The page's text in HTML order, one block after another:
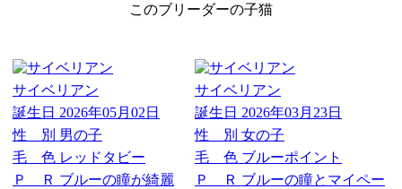
このブリーダーの子猫
サイベリアン
誕生日 2026年05月02日
性 別 男の子
毛 色 レッドタビー
Ｐ Ｒ ブルーの瞳が綺麗
サイベリアン
誕生日 2026年03月23日
性 別 女の子
毛 色 ブルーポイント
Ｐ Ｒ ブルーの瞳とマイペー